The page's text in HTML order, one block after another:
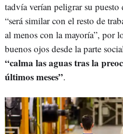
tadvía verían peligrar su puesto
“será similar con el resto de
al menos con la mayoría”, por
buenos ojos desde la parte
“calma las aguas tras la
últimos meses”.